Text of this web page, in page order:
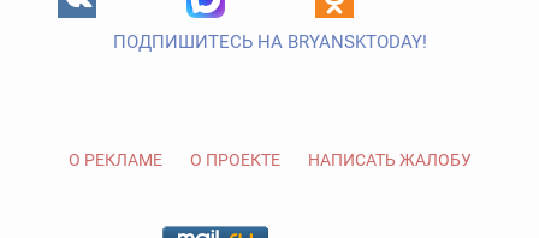
ПОДПИШИТЕСЬ НА BRYANSKTODAY!
О РЕКЛАМЕ О ПРОЕКТЕ НАПИСАТЬ ЖАЛОБУ